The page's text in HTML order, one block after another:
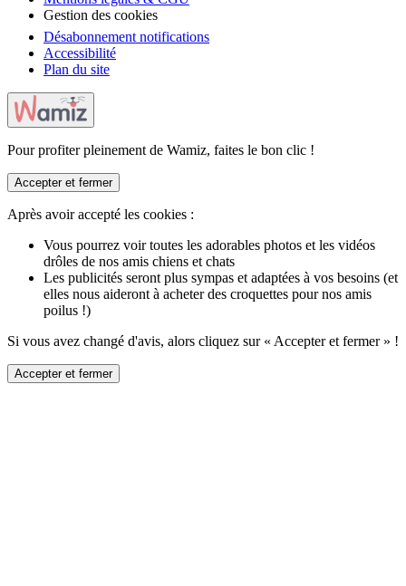
Gestion des cookies
Désabonnement notifications
Accessibilité
Plan du site
Pour profiter pleinement de Wamiz, faites le bon clic !
Accepter et fermer
Après avoir accepté les cookies :
Vous pourrez voir toutes les adorables photos et les vidéos
drôles de nos amis chiens et chats
Les publicités seront plus sympas et adaptées à vos besoins (et
elles nous aideront à acheter des croquettes pour nos amis
poilus !)
Si vous avez changé d'avis, alors cliquez sur « Accepter et fermer » !
Accepter et fermer